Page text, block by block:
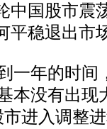
中国股市震
平稳退出市
年的时间
本没有出现
进入调整